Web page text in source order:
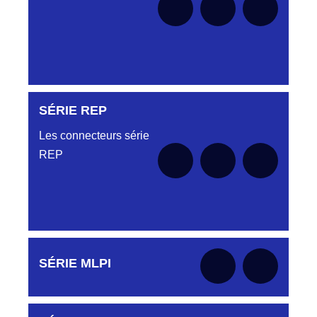
Aucune pièce disponible pour cette série pour
SÉRIE REP
Les connecteurs série
REP
Aucune pièce disponible pour cette série pour
SÉRIE MLPI